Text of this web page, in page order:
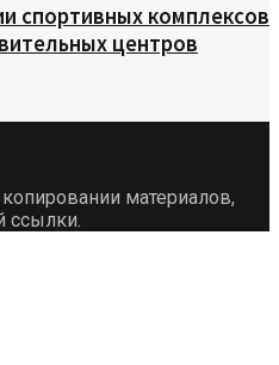
спортивных комплексов
центров
материалов,
ссылки.